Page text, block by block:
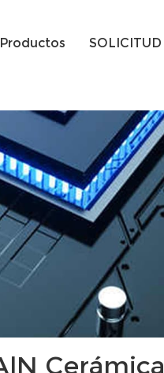
Productos SOLICITUD
Cerámica